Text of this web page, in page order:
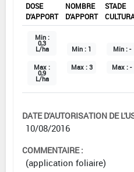
DOSE
D'APPORT
NOMBRE
D'APPORT
STADE
Min :
0,3
L/ha
Max :
0,9
L/ha
Min : 1
Max : 3
Min : -
Max : -
DATE D'AUTORISATION DE
10/08/2016
COMMENTAIRE :
(application foliaire)